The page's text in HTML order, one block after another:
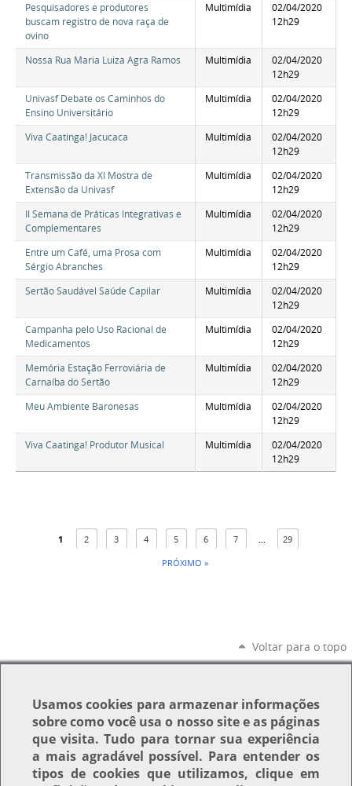
Pesquisadores e produtores
buscam registro de nova raça de
ovino
Multimídia
02/04/2020
12h29
Nossa Rua Maria Luiza Agra Ramos Multimídia
02/04/2020
12h29
Univasf Debate os Caminhos do
Ensino Universitário
Multimídia
02/04/2020
12h29
Viva Caatinga! Jacucaca
Multimídia
02/04/2020
12h29
Transmissão da XI Mostra de
Extensão da Univasf
Multimídia
02/04/2020
12h29
II Semana de Práticas Integrativas e
Complementares
Multimídia
02/04/2020
12h29
Entre um Café, uma Prosa com
Sérgio Abranches
Multimídia
02/04/2020
12h29
Sertão Saudável Saúde Capilar
Multimídia
02/04/2020
12h29
Campanha pelo Uso Racional de
Medicamentos
Multimídia
02/04/2020
12h29
Memória Estação Ferroviária de
Carnaíba do Sertão
Multimídia
02/04/2020
12h29
Meu Ambiente Baronesas
Multimídia
02/04/2020
12h29
Viva Caatinga! Produtor Musical
Multimídia
02/04/2020
12h29
1 2 3 4 5 6 7 ...
29
PRÓXIMO »
Voltar para o topo
Usamoscookies para armazenar informações
sobre como você usa o nosso site e as páginas
que visita. Tudo para tornar sua experiência
a mais agradável possível. Para entender os
tipos de cookies que utilizamos, clique em